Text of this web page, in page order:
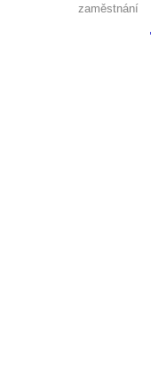
zaměstnání